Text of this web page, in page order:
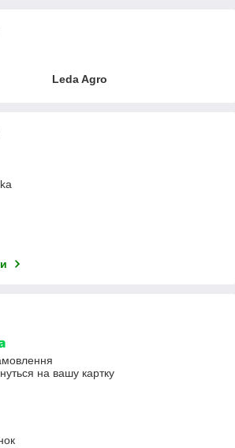
Leda Agro
на вашу картку